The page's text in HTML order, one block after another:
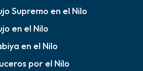
Supremo en el Nilo
en el Nilo
en el Nilo
por el Nilo